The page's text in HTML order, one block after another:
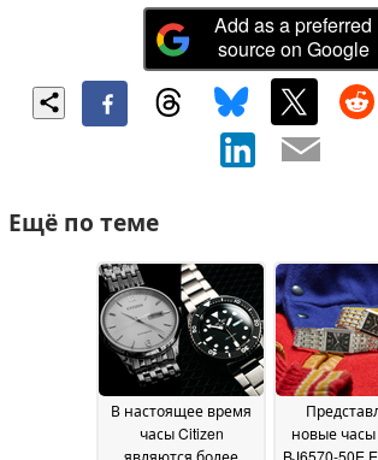
Add as a preferred
source on Google
Ещё по теме
В настоящее время
часы Citizen
новые часы